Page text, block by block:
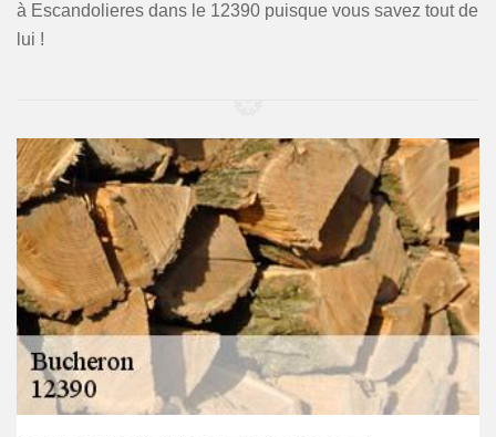
à Escandolieres dans le 12390 puisque vous savez tout de
lui !